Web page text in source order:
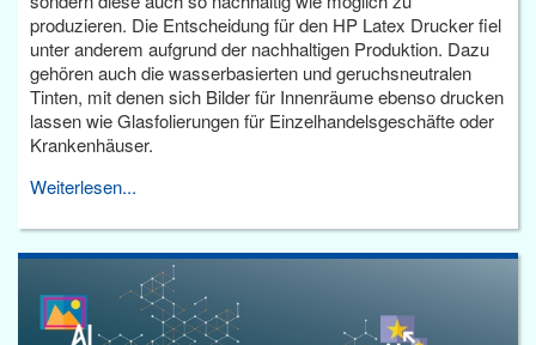
produzieren. Die Entscheidung für den HP Latex Drucker fiel
unter anderem aufgrund der nachhaltigen Produktion. Dazu
gehören auch die wasserbasierten und geruchsneutralen
Tinten, mit denen sich Bilder für Innenräume ebenso drucken
lassen wie Glasfolierungen für Einzelhandelsgeschäfte oder
Krankenhäuser.
Weiterlesen...